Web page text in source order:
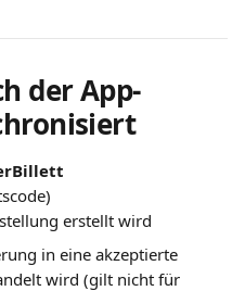
der App-
erstellt wird
in eine akzeptierte
wird (gilt nicht für